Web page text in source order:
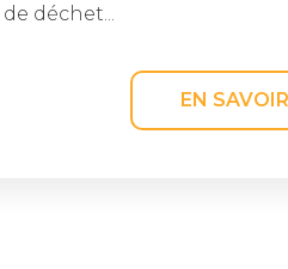
de déchet...
EN